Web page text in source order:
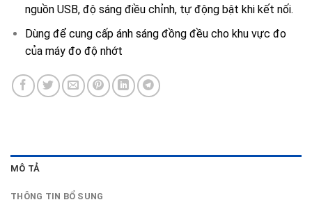
nguồn USB, độ sáng điều chỉnh, tự động bật khi kết nối.
Dùng để cung cấp ánh sáng đồng đều cho khu vực đo
của máy đo độ nhớt
MÔ TẢ
THÔNG TIN BỔ SUNG